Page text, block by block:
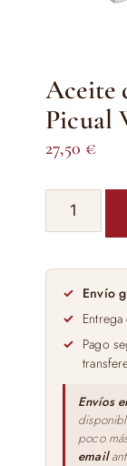
Aceite
Picual
27,50 €
Aceite
Virgen
Extra
Picual
White
Verdeliss
500ml
cantidad
Envío
Entrega
Pago
Envíos
poco
email